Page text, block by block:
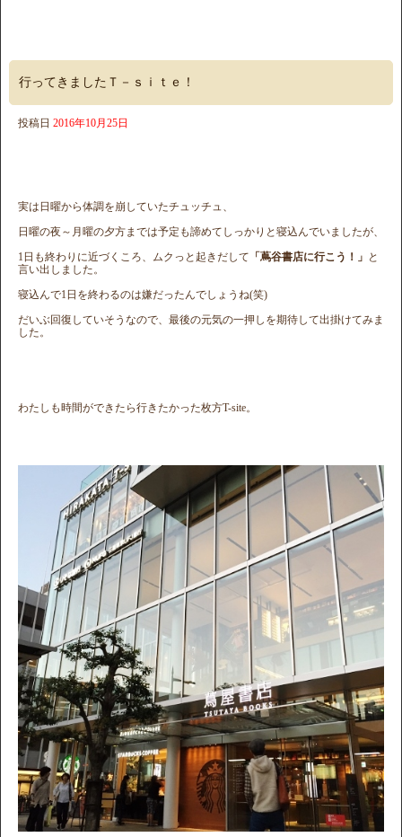
行ってきましたＴ－ｓｉｔｅ！
投稿日 2016年10月25日
実は日曜から体調を崩していたチュッチュ、
日曜の夜～月曜の夕方までは予定も諦めてしっかりと寝込んでいましたが、
1日も終わりに近づくころ、ムクっと起きだして 「蔦谷書店に行こう！」 と
言い出しました。
寝込んで1日を終わるのは嫌だったんでしょうね(笑)
だいぶ回復していそうなので、最後の元気の一押しを期待して出掛けてみま
した。
わたしも時間ができたら行きたかった枚方T-site。